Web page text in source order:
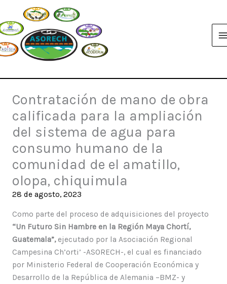
contenido
Contratación de mano de obra
calificada para la ampliación
del sistema de agua para
consumo humano de la
comunidad de el amatillo,
olopa, chiquimula
28 de agosto, 2023
Como parte del proceso de adquisiciones del proyecto
“Un Futuro Sin Hambre en la Región Maya Chortí,
Guatemala”, ejecutado por la Asociación Regional
Campesina Ch’orti’ -ASORECH-, el cual es financiado
por Ministerio Federal de Cooperación Económica y
Desarrollo de la República de Alemania –BMZ- y